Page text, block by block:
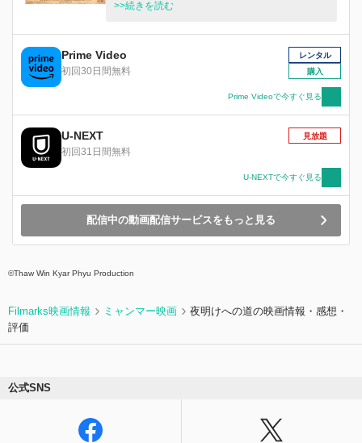
戦を生き延びた住民とその遺族への取材を通じ、
いう人物の生涯と、語り継ぐべき沖縄戦の全貌に
迫った長編ドキュメンタリー。
>>続きを読む
Prime Video
初回30日間無料
レンタル
購入
Prime Videoで今すぐ見る
U-NEXT
初回31日間無料
見放題
U-NEXTで今すぐ見る
配信中の動画配信サービスをもっと見る
©Thaw Win Kyar Phyu Production
Filmarks映画情報 ミャンマー映画
夜明けへの道の映画情報・感想・
評価
公式SNS